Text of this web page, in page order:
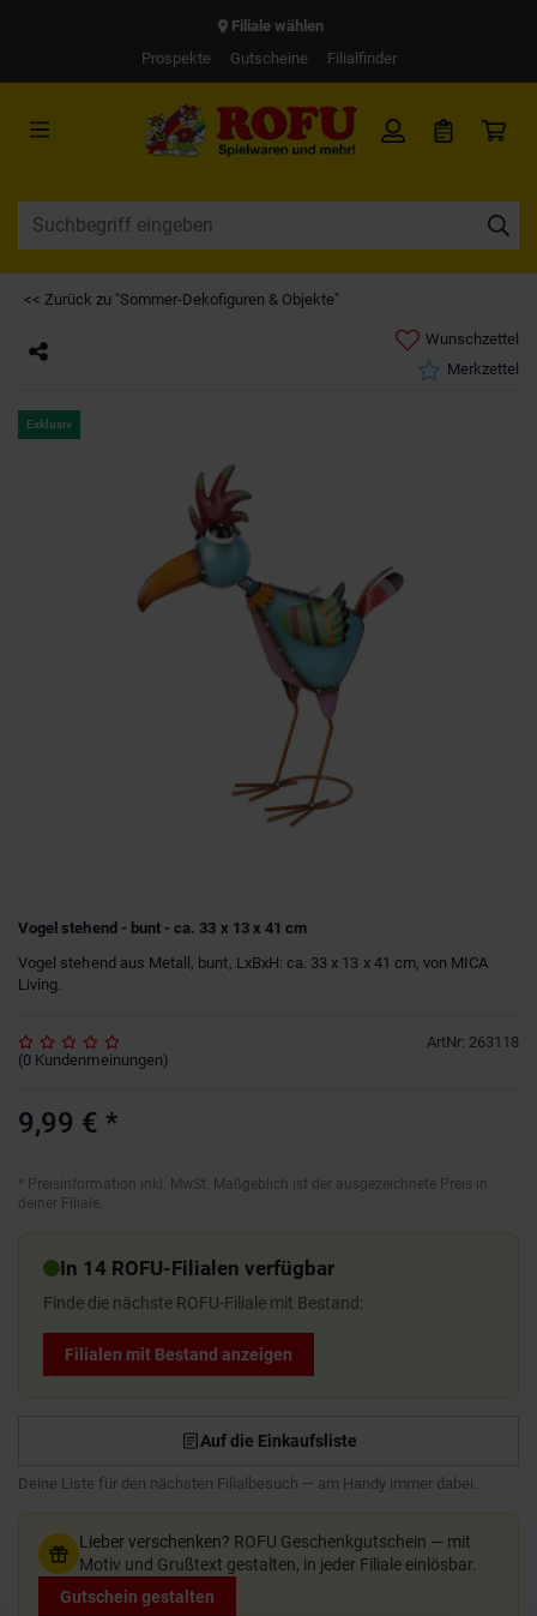
Filiale wählen
Prospekte
Gutscheine Filialfinder
<< Zurück zu "Sommer-Dekofiguren & Objekte"
Wunschzettel
Merkzettel
Exklusiv
Vogel stehend - bunt - ca. 33 x 13 x 41 cm
Vogel stehend aus Metall, bunt, LxBxH: ca. 33 x 13 x 41 cm, von MICA
Living.
ArtNr: 263118
(0 Kundenmeinungen)
9,99 € *
* Preisinformation inkl. MwSt. Maßgeblich ist der ausgezeichnete Preis in
deiner Filiale.
In 14 ROFU-Filialen verfügbar
Finde die nächste ROFU-Filiale mit Bestand:
Filialen mit Bestand anzeigen
Auf die Einkaufsliste
Deine Liste für den nächsten Filialbesuch — am Handy immer dabei.
Lieber verschenken? ROFU Geschenkgutschein — mit
Motiv und Grußtext gestalten, in jeder Filiale einlösbar.
Gutschein gestalten